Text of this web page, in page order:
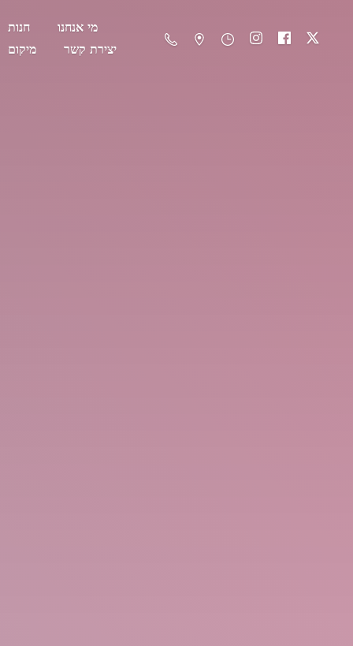
חנות
מי אנחנו
מיקום
יצירת קשר